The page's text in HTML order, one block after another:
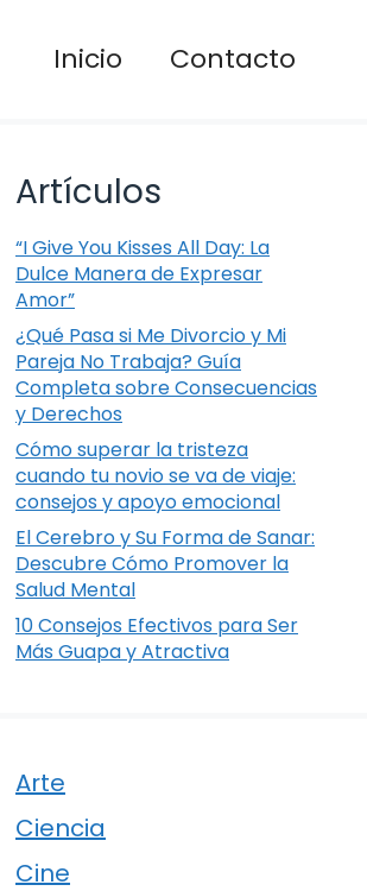
Inicio Contacto
Artículos
“I Give You Kisses All Day: La
Dulce Manera de Expresar
Amor”
¿Qué Pasa si Me Divorcio y Mi
Pareja No Trabaja? Guía
Completa sobre Consecuencias
y Derechos
Cómo superar la tristeza
cuando tu novio se va de viaje:
consejos y apoyo emocional
El Cerebro y Su Forma de Sanar:
Descubre Cómo Promover la
Salud Mental
10 Consejos Efectivos para Ser
Más Guapa y Atractiva
Arte
Ciencia
Cine